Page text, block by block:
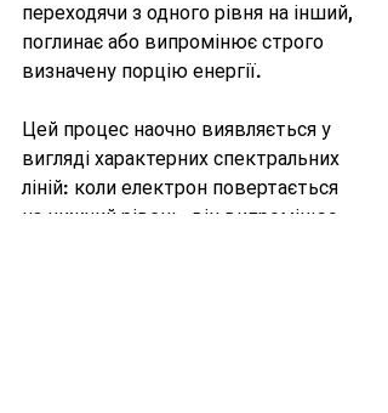
переходячи з одного рівня на інший,
поглинає або випромінює строго
визначену порцію енергії.
Цей процес наочно виявляється у
вигляді характерних спектральних
ліній: коли електрон повертається
на нижчий рівень, він випромінює